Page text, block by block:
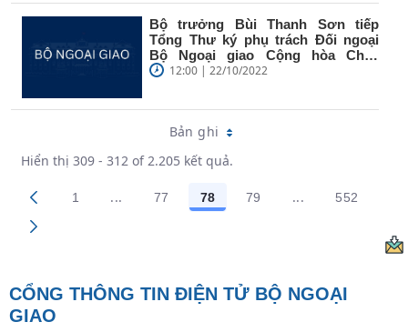
Bộ trưởng Bùi Thanh Sơn tiếp
Tổng Thư ký phụ trách Đối ngoại
Bộ Ngoại giao Cộng hòa Chile
Alex...12:00 | 22/10/2022
Bản ghi
Hiển thị 309 - 312 of 2.205 kết quả.
Các trang trên cổng
1 ...Trang trung gian Use TAB to navigate.
Các trang trên cổng
77 Các trang trên cổng
78 Các trang trên cổng
79 ...Trang trung
Các
552
CỔNG THÔNG TIN ĐIỆN TỬ BỘ NGOẠI
GIAO